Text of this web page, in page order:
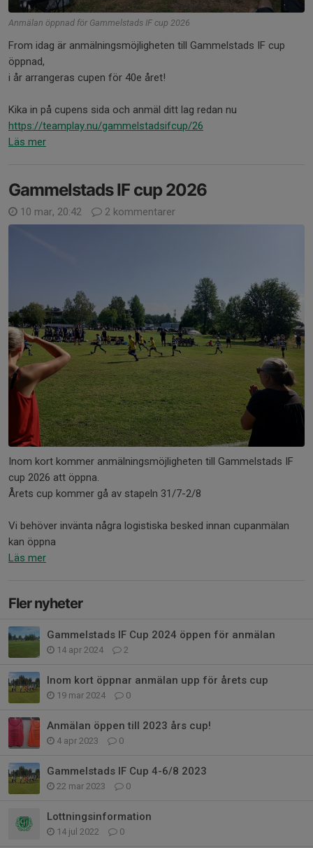
Anmälan öppnad för Gammelstads IF cup 2026
From idag är anmälningsmöjligheten till Gammelstads IF cup
öppnad,
i år arrangeras cupen för 40e året!
Kika in på cupens sida och anmäl ditt lag redan nu
https://teamplay.nu/gammelstadsifcup/26
Läs mer
Gammelstads IF cup 2026
10 mar, 20:42 2 kommentarer
Inom kort kommer anmälningsmöjligheten till Gammelstads IF
cup 2026 att öppna.
Årets cup kommer gå av stapeln 31/7-2/8
Vi behöver invänta några logistiska besked innan cupanmälan
kan öppna
Läs mer
Fler nyheter
Gammelstads IF Cup 2024 öppen för anmälan
14 apr 2024 2
Inom kort öppnar anmälan upp för årets cup
19 mar 2024 0
Anmälan öppen till 2023 års cup!
4 apr 2023 0
Gammelstads IF Cup 4-6/8 2023
22 mar 2023 0
Lottningsinformation
14 jul 2022 0